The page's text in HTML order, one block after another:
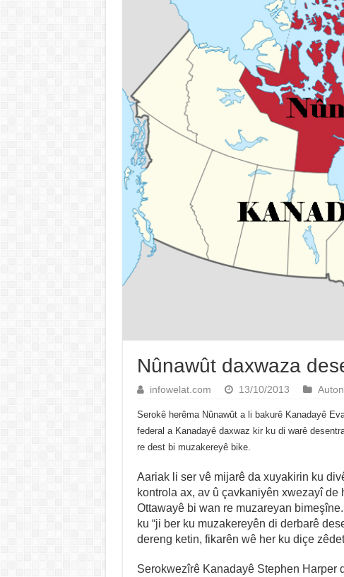
Nûnawût daxwaza
infowelat.com 13/10/2013
Serokê herêma Nûnawût a li bakurê Kanadayê
federal a Kanadayê daxwaz kir ku di warê
re dest bi muzakereyê bike.
Aariak li ser vê mijarê da xuyakirin ku
kontrola ax, av û çavkaniyên xwezayî de
Ottawayê bi wan re muzareyan
ku “ji ber ku muzakereyên di derbarê
dereng ketin, fikarên wê her ku diçe
Serokwezîrê Kanadayê Stephen Harper